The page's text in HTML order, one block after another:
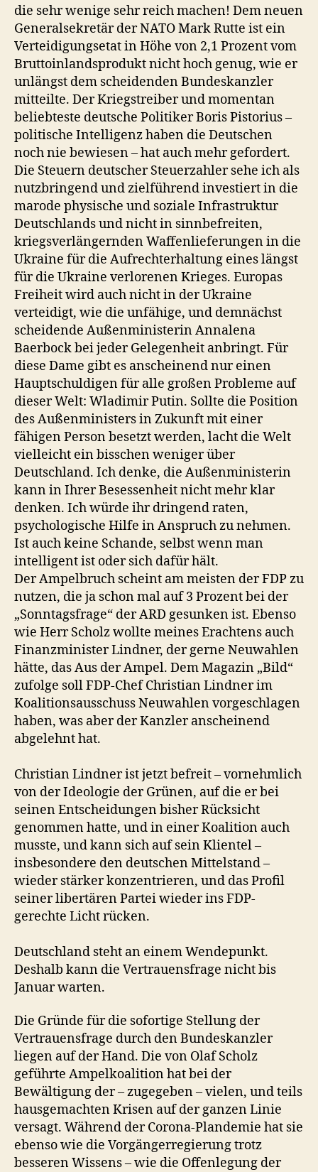
die sehr wenige sehr reich machen! Dem neuen
Generalsekretär der NATO Mark Rutte ist ein
Verteidigungsetat in Höhe von 2,1 Prozent vom
Bruttoinlandsprodukt nicht hoch genug, wie er
unlängst dem scheidenden Bundeskanzler
mitteilte. Der Kriegstreiber und momentan
beliebteste deutsche Politiker Boris Pistorius –
politische Intelligenz haben die Deutschen
noch nie bewiesen – hat auch mehr gefordert.
Die Steuern deutscher Steuerzahler sehe ich als
nutzbringend und zielführend investiert in die
marode physische und soziale Infrastruktur
Deutschlands und nicht in sinnbefreiten,
kriegsverlängernden Waffenlieferungen in die
Ukraine für die Aufrechterhaltung eines längst
für die Ukraine verlorenen Krieges. Europas
Freiheit wird auch nicht in der Ukraine
verteidigt, wie die unfähige, und demnächst
scheidende Außenministerin Annalena
Baerbock bei jeder Gelegenheit anbringt. Für
diese Dame gibt es anscheinend nur einen
Hauptschuldigen für alle großen Probleme auf
dieser Welt: Wladimir Putin. Sollte die Position
des Außenministers in Zukunft mit einer
fähigen Person besetzt werden, lacht die Welt
vielleicht ein bisschen weniger über
Deutschland. Ich denke, die Außenministerin
kann in Ihrer Besessenheit nicht mehr klar
denken. Ich würde ihr dringend raten,
psychologische Hilfe in Anspruch zu nehmen.
Ist auch keine Schande, selbst wenn man
intelligent ist oder sich dafür hält.
Der Ampelbruch scheint am meisten der FDP zu
nutzen, die ja schon mal auf 3 Prozent bei der
„Sonntagsfrage“ der ARD gesunken ist. Ebenso
wie Herr Scholz wollte meines Erachtens auch
Finanzminister Lindner, der gerne Neuwahlen
hätte, das Aus der Ampel. Dem Magazin „Bild“
zufolge soll FDP-Chef Christian Lindner im
Koalitionsausschuss Neuwahlen vorgeschlagen
haben, was aber der Kanzler anscheinend
abgelehnt hat.
Christian Lindner ist jetzt befreit – vornehmlich
von der Ideologie der Grünen, auf die er bei
seinen Entscheidungen bisher Rücksicht
genommen hatte, und in einer Koalition auch
musste, und kann sich auf sein Klientel –
insbesondere den deutschen Mittelstand –
wieder stärker konzentrieren, und das Profil
seiner libertären Partei wieder ins FDP-
gerechte Licht rücken.
Deutschland steht an einem Wendepunkt.
Deshalb kann die Vertrauensfrage nicht bis
Januar warten.
Die Gründe für die sofortige Stellung der
Vertrauensfrage durch den Bundeskanzler
liegen auf der Hand. Die von Olaf Scholz
geführte Ampelkoalition hat bei der
Bewältigung der – zugegeben – vielen, und teils
hausgemachten Krisen auf der ganzen Linie
versagt. Während der Corona-Plandemie hat sie
ebenso wie die Vorgängerregierung trotz
besseren Wissens – wie die Offenlegung der